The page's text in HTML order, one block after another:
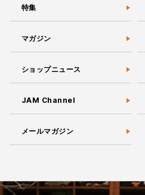
特集
マガジン
ショップニュース
JAM Channel
メールマガジン